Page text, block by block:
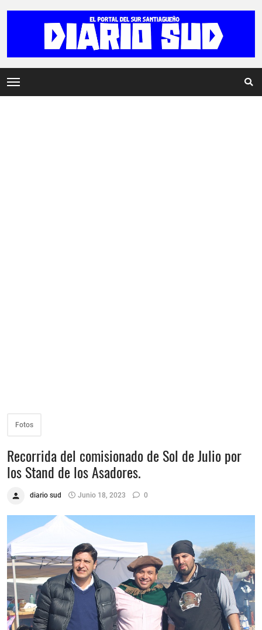
Fotos
Recorrida del comisionado de Sol de Julio por
los Stand de los Asadores.
diario sud Junio 18, 2023 0